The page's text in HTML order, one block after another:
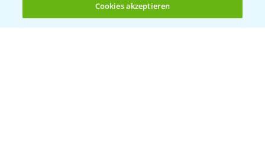
(noch 4)
Verantwortung & Sorgfalt
Cookies akzeptieren